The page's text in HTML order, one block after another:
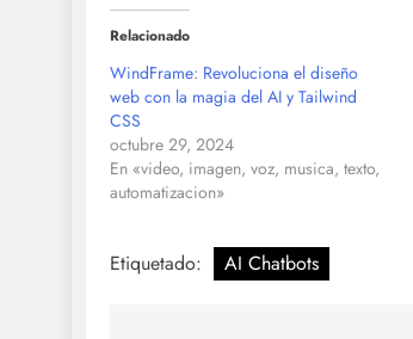
Relacionado
WindFrame: Revoluciona el diseño
web con la magia del AI y Tailwind
CSS
octubre 29, 2024
En «video, imagen, voz, musica, texto,
automatizacion»
Etiquetado: AI Chatbots